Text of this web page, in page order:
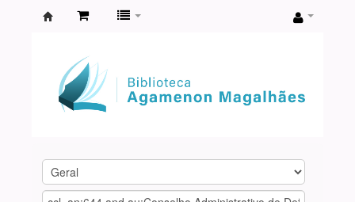
Agamenon
Magalhães